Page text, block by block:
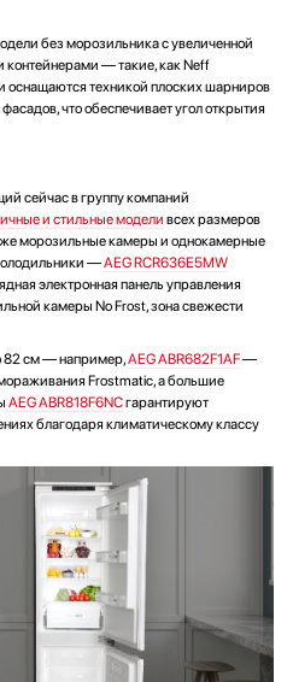
без морозильника с увеличенной
контейнерами — такие, как Neff
оснащаются техникой плоских шарниров
что обеспечивает угол открытия
сейчас в группу компаний
и стильные модели всех размеров
морозильные камеры и однокамерные
—AEG RCR636E5MW
электронная панель управления
камеры No Frost, зона свежести
82 см — например,AEG ABR682F1AF—
Frostmatic, а большие
AEG ABR818F6NCгарантируют
благодаря климатическому классу